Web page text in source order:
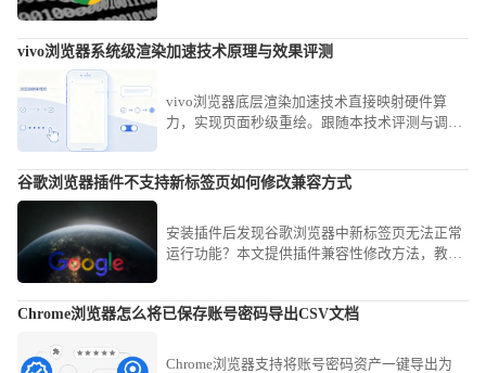
vivo浏览器系统级渲染加速技术原理与效果评测
vivo浏览器底层渲染加速技术直接映射硬件算
力，实现页面秒级重绘。跟随本技术评测与调优
谷歌浏览器插件不支持新标签页如何修改兼容方式
安装插件后发现谷歌浏览器中新标签页无法正常
运行功能？本文提供插件兼容性修改方法，教你
Chrome浏览器怎么将已保存账号密码导出CSV文档
Chrome浏览器支持将账号密码资产一键导出为